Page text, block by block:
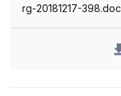
rg-20181217-398.doc